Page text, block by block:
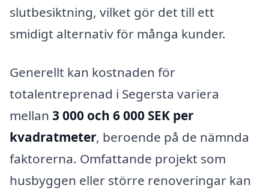
slutbesiktning, vilket gör det till ett
smidigt alternativ för många kunder.
Generellt kan kostnaden för
totalentreprenad i Segersta variera
mellan 3 000 och 6 000 SEK per
kvadratmeter, beroende på de nämnda
faktorerna. Omfattande projekt som
husbyggen eller större renoveringar kan